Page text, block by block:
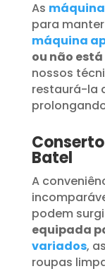
As
para
máquina
ou não
nossos
restaurá-la
Batel
A
podem
equipada
variados,
roupas